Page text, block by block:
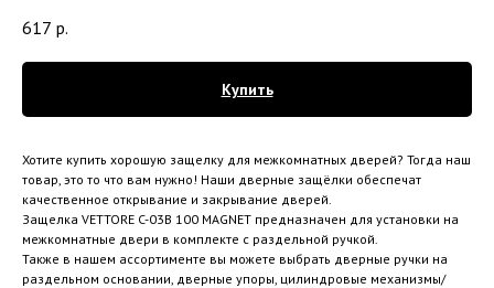
617 р.
Купить
Хотите купить хорошую защелку для межкомнатных дверей? Тогда наш
товар, это то что вам нужно! Наши дверные защёлки обеспечат
качественное открывание и закрывание дверей.
Защелка VETTORE C-03B 100 MAGNET предназначен для установки на
межкомнатные двери в комплекте с раздельной ручкой.
Также в нашем ассортименте вы можете выбрать дверные ручки на
раздельном основании, дверные упоры, цилиндровые механизмы/